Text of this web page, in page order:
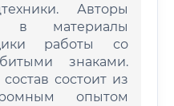
Авторы
в материалы
работы со
знаками.
состоит из
опытом